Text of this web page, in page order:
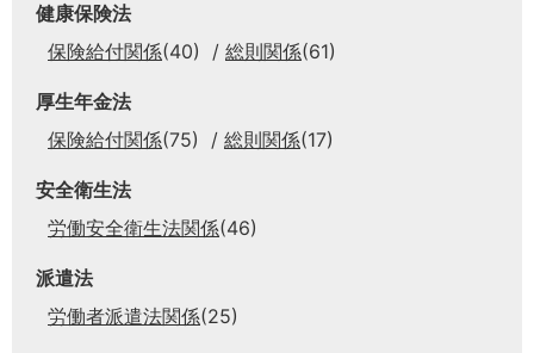
健康保険法
保険給付関係(40) 総則関係(61)
厚生年金法
保険給付関係(75) 総則関係(17)
安全衛生法
労働安全衛生法関係(46)
派遣法
労働者派遣法関係(25)